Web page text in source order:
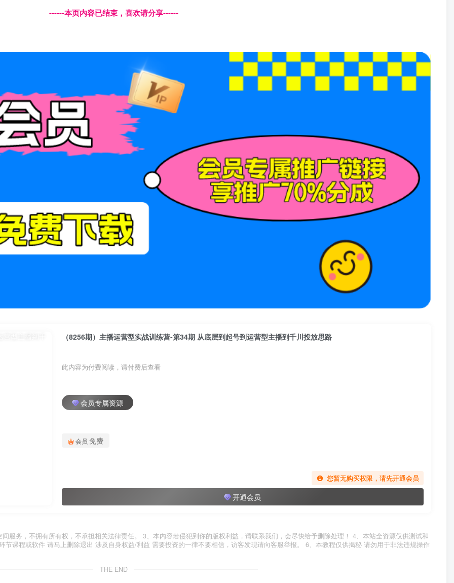
------本页内容已结束，喜欢请分享------
（8256期）主播运营型实战训练营-第34期 从底层到起号到运营型主播到千川投放思路
此内容为付费阅读，请付费后查看
会员专属资源
会员 免费
您暂无购买权限，请先开通会员
开通会员
服务，不拥有所有权，不承担相关法律责任。 3、本内容若侵犯到你的版权利益，请联系我们，会尽快给予删除处理！ 4、本站全资源仅供测试和
课程或软件 请马上删除退出 涉及自身权益/利益 需要投资的一律不要相信，访客发现请向客服举报。 6、本教程仅供揭秘 请勿用于非法违规操作
THE END